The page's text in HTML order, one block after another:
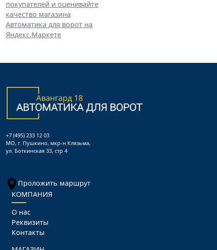
+7 (495) 233 12 03
МО, г. Пушкино, мкр-н Клязьма,
ул. Боткинская 33, стр 4
Проложить маршрут
КОМПАНИЯ
О нас
Реквизиты
Контакты